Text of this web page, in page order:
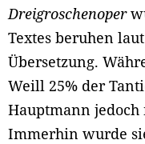
Dreigroschenoper
Textes beruhen
Übersetzung.
Weill 25% der
Hauptmann jedoch
Immerhin wurde